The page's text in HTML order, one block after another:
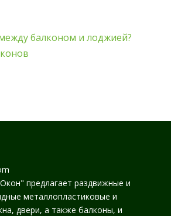
балконом и лоджией?
предлагает раздвижные и
металлопластиковые и
двери, а также балконы, и